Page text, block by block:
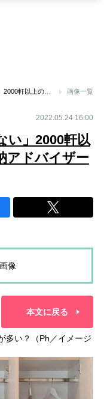
「お金持ちは服の数が少ない」2000軒以上の家を訪問した整理収納アドバイザーがそう語る理由 画像一覧
2022.05.24 16:00
い」2000軒以
アドバイザー
像
本文に戻る
多い？（Ph／イメージ